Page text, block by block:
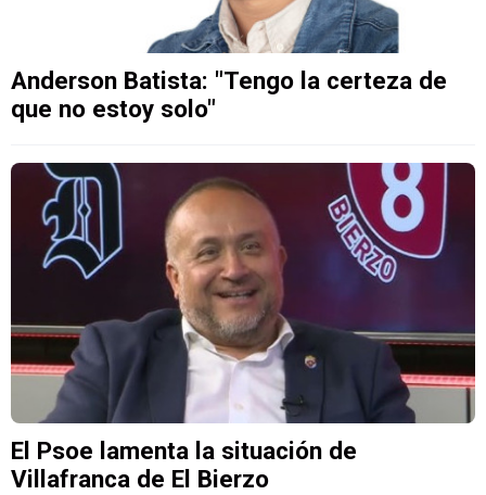
Anderson Batista: "Tengo la certeza de
que no estoy solo"
El Psoe lamenta la situación de
Villafranca de El Bierzo